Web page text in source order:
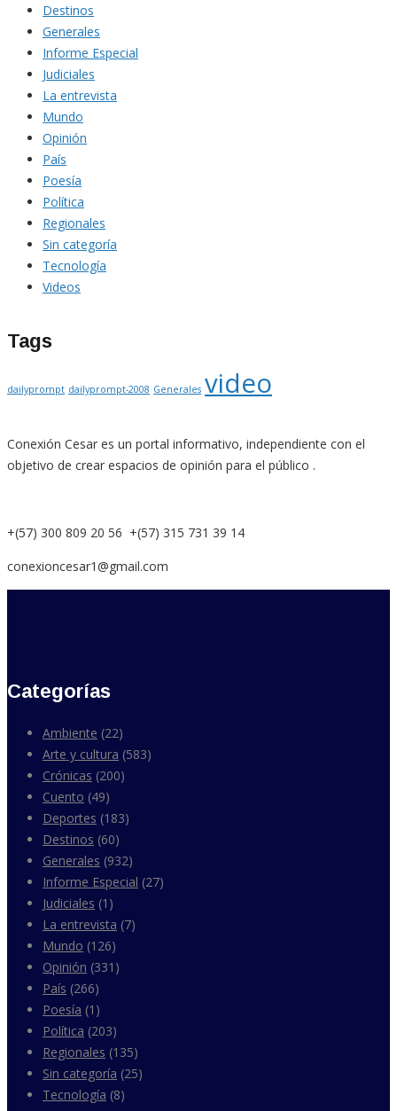
Destinos
Generales
Informe Especial
Judiciales
La entrevista
Mundo
Opinión
País
Poesía
Política
Regionales
Sin categoría
Tecnología
Videos
Tags
dailyprompt dailyprompt-2008 Generales video
Conexión Cesar es un portal informativo, independiente con el
objetivo de crear espacios de opinión para el público .
+(57) 300 809 20 56 +(57) 315 731 39 14
conexioncesar1@gmail.com
Categorías
Ambiente (22)
Arte y cultura (583)
Crónicas (200)
Cuento (49)
Deportes (183)
Destinos (60)
Generales (932)
Informe Especial (27)
Judiciales (1)
La entrevista (7)
Mundo (126)
Opinión (331)
País (266)
Poesía (1)
Política (203)
Regionales (135)
Sin categoría (25)
Tecnología (8)